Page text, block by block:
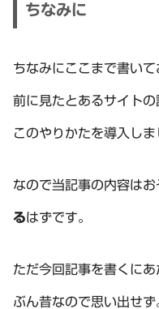
ちなみに
ちなみにここまで書い
前に見たとあるサイト
このやりかたを導入しま
なので当記事の内容はお
るはずです。
ただ今回記事を書くに
ぶん昔なので思い出せず